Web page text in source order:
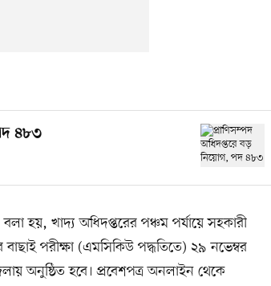
৪৮৩
হয়, খাদ্য অধিদপ্তরের পঞ্চম পর্যায়ে সহকারী
পরীক্ষা (এমসিকিউ পদ্ধতিতে) ২৯ নভেম্বর
অনুষ্ঠিত হবে। প্রবেশপত্র অনলাইন থেকে